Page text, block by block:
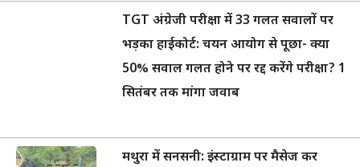
TGT अंग्रेजी परीक्षा में 33 गलत सवालों पर
भड़का हाईकोर्ट: चयन आयोग से पूछा- क्या
50% सवाल गलत होने पर रद्द करेंगे परीक्षा? 1
सितंबर तक मांगा जवाब
मथुरा में सनसनी: इंस्टाग्राम पर मैसेज कर